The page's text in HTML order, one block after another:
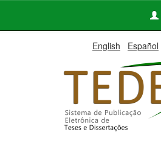
English Español